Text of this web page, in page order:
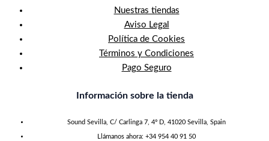
Nuestras tiendas
Aviso Legal
Política de Cookies
Términos y Condiciones
Pago Seguro
Información sobre la tienda
Sound Sevilla, C/ Carlinga 7, 4º D, 41020 Sevilla, Spain
Llámanos ahora: +34 954 40 91 50